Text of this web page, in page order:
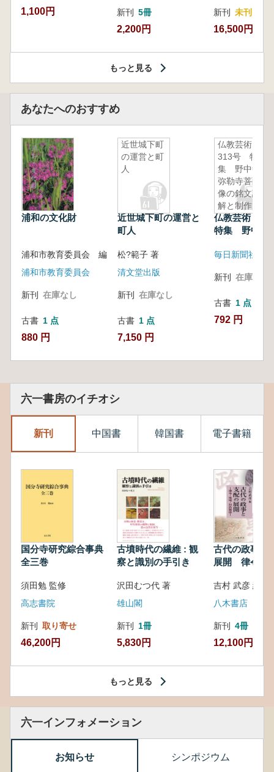
1,100円 新刊 5冊
2,200円
新刊 未刊
16,500円
もっと見る
あなたへのおすすめ
浦和の文化財
浦和市教育委員会 編
浦和市教育委員会
新刊 在庫なし
古書 1 点
880 円
近世城下町
の運営と町
人
近世城下町の運営と
町人
松?範子 著
清文堂出版
新刊 在庫なし
古書 1 点
7,150 円
仏教芸術
313号 特
集 野中寺
弥勒寺菩薩
像の銘文読
解と制作
年 元代後
期職業画工
仏教芸術
特集 野中寺
制作年 元代
毎日新聞社
新刊 在庫なし
古書 1 点
792 円
六一書房のイチオシ
新刊 中国書 韓国書 電子書籍
国分寺研究綜合事典
全三巻
須田勉 監修
高志書院
新刊 取り寄せ
46,200円
古墳時代の繊維 : 観
察と識別の手引き
沢田むつ代 著
雄山閣
新刊 1冊
5,830円
古代の政事と
展開 律令・
吉村 武彦 編集
八木書店
新刊 4冊
12,100円
もっと見る
六一インフォメーション
お知らせ シンポジウム